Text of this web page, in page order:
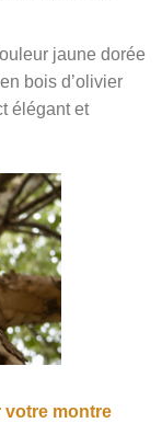
jaune dorée
bois d’olivier
élégant et
votre montre